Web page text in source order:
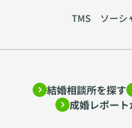
TMS ソーシ
結婚相談所を探す
成婚レポート